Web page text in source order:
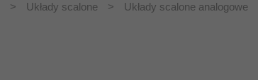
> Układy scalone > Układy scalone analogowe